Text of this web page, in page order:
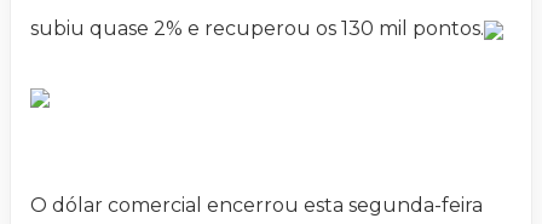
subiu quase 2% e recuperou os 130 mil pontos.
O dólar comercial encerrou esta segunda-feira